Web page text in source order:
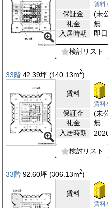
賃料
保証金
(未
礼金
無
入居時期
即日
検討リスト
33階 42.39坪 (140.13m2)
賃料
賃料
保証金
(未
礼金
無
入居時期
検討リスト
33階 92.60坪 (306.13m2)
賃料
賃料